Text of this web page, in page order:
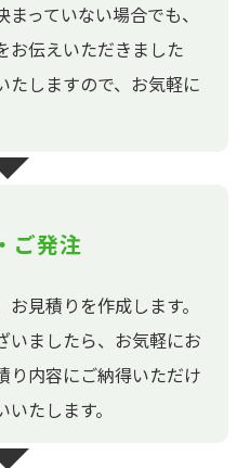
っていない場合でも、
お伝えいただきました
たしますので、お気軽に
ご発注
見積りを作成します。
いましたら、お気軽にお
り内容にご納得いただけ
たします。